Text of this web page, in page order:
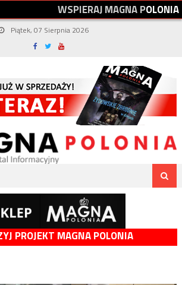
WSPIERAJMAGNAPOLONIA
Piątek, 07 Sierpnia 2026
PROJEKT MAGNA POLONIA